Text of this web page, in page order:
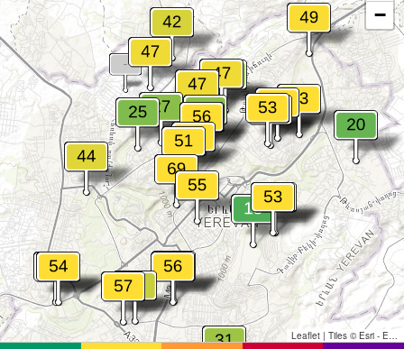
−
Leaflet | Tiles © Esri - Esri, DeLorme, NAVTEQ, TomTom, Intermap, iPC, USGS, FAO, NPS, NRCAN, GeoBase, Kadaster NL, Ordnance Survey, Esri Japan, METI, Esri China (Hong Kong), and the GIS User Community